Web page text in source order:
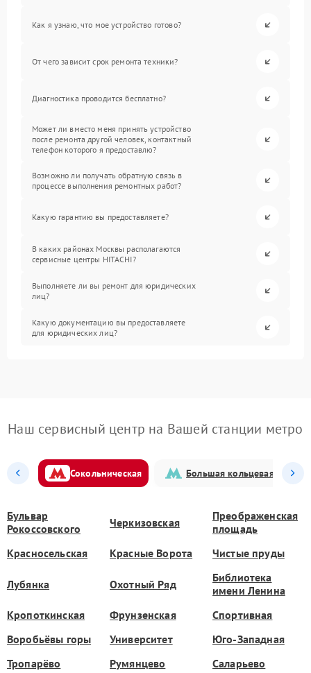
Как я узнаю, что мое устройство готово?
От чего зависит срок ремонта техники?
Диагностика проводится бесплатно?
Может ли вместо меня принять устройство
после ремонта другой человек, контактный
телефон которого я предоставлю?
Возможно ли получать обратную связь в
процессе выполнения ремонтных работ?
Какую гарантию вы предоставляете?
В каких районах Москвы располагаются
сервисные центры HITACHI?
Выполняете ли вы ремонт для юридических
лиц?
Какую документацию вы предоставляете
для юридических лиц?
Наш сервисный центр на Вашей станции метро
Сокольническая Большая кольцевая
Бульвар
Рокоссовского
Черкизовская
Преображенская
площадь
Красносельская
Красные Ворота Чистые пруды
Лубянка Охотный Ряд
Библиотека
имени Ленина
Кропоткинская
Фрунзенская
Спортивная
Воробьёвы горы
Университет
Юго-Западная
Тропарёво
Румянцево Саларьево